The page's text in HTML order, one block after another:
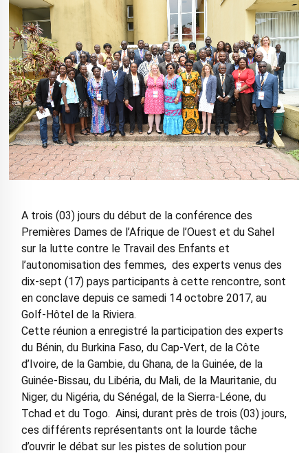
A trois (03) jours du début de la conférence des
Premières Dames de l’Afrique de l’Ouest et du Sahel
sur la lutte contre le Travail des Enfants et
l’autonomisation des femmes, des experts venus des
dix-sept (17) pays participants à cette rencontre, sont
en conclave depuis ce samedi 14 octobre 2017, au
Golf-Hôtel de la Riviera.
Cette réunion a enregistré la participation des experts
du Bénin, du Burkina Faso, du Cap-Vert, de la Côte
d’Ivoire, de la Gambie, du Ghana, de la Guinée, de la
Guinée-Bissau, du Libéria, du Mali, de la Mauritanie, du
Niger, du Nigéria, du Sénégal, de la Sierra-Léone, du
Tchad et du Togo. Ainsi, durant près de trois (03) jours,
ces différents représentants ont la lourde tâche
d’ouvrir le débat sur les pistes de solution pour